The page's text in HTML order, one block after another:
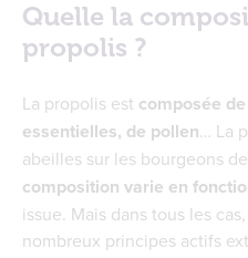
Quelle la
propolis ?
La propolis est composée
essentielles, de pollen… La
abeilles sur les bourgeons
composition varie en
issue. Mais dans tous les
nombreux principes actifs